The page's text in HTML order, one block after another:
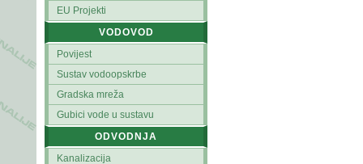
EU Projekti
VODOVOD
Povijest
Sustav vodoopskrbe
Gradska mreža
Gubici vode u sustavu
ODVODNJA
Kanalizacija